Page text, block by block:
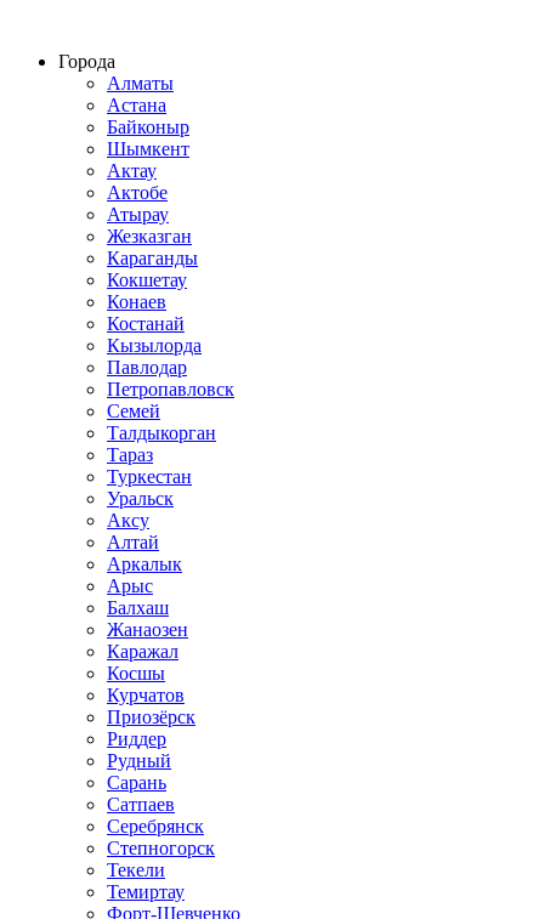
Города
Алматы
Астана
Байконыр
Шымкент
Актау
Актобе
Атырау
Жезказган
Караганды
Кокшетау
Конаев
Костанай
Кызылорда
Павлодар
Петропавловск
Семей
Талдыкорган
Тараз
Туркестан
Уральск
Аксу
Алтай
Аркалык
Арыс
Балхаш
Жанаозен
Каражал
Косшы
Курчатов
Приозёрск
Риддер
Рудный
Сарань
Сатпаев
Серебрянск
Степногорск
Текели
Темиртау
Форт-Шевченко